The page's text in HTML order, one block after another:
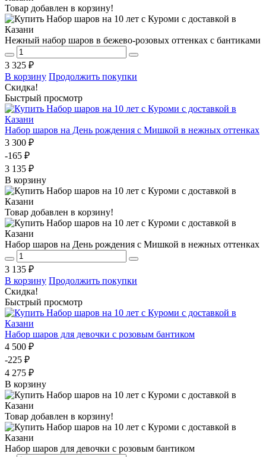
Товар добавлен в корзину!
Нежный набор шаров в бежево-розовых оттенках с бантиками
3 325 ₽
В корзину Продолжить покупки
Скидка!
Быстрый просмотр
Набор шаров на День рождения с Мишкой в нежных оттенках
3 300 ₽
-165 ₽
3 135 ₽
В корзину
Товар добавлен в корзину!
Набор шаров на День рождения с Мишкой в нежных оттенках
3 135 ₽
В корзину Продолжить покупки
Скидка!
Быстрый просмотр
Набор шаров для девочки с розовым бантиком
4 500 ₽
-225 ₽
4 275 ₽
В корзину
Товар добавлен в корзину!
Набор шаров для девочки с розовым бантиком